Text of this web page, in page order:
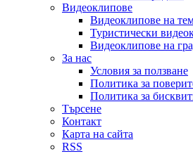
Видеоклипове
Видеоклипове на
Туристически
Видеоклипове на
За нас
Условия за ползване
Политика за
Политика за
Търсене
Контакт
Карта на сайта
RSS